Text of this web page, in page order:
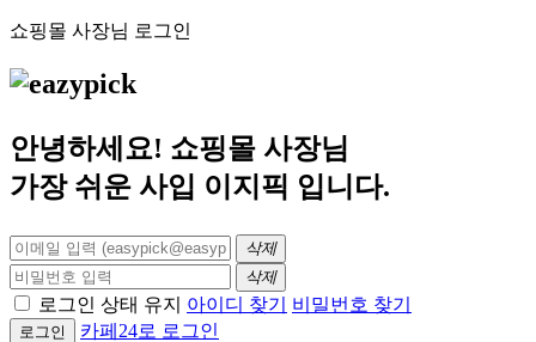
쇼핑몰 사장님 로그인
안녕하세요! 쇼핑몰 사장님
가장 쉬운 사입 이지픽 입니다.
삭제
삭제
로그인 상태 유지 아이디 찾기 비밀번호 찾기
로그인 카페24로 로그인